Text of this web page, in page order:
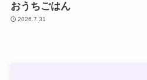
おうちごはん
2026.7.31